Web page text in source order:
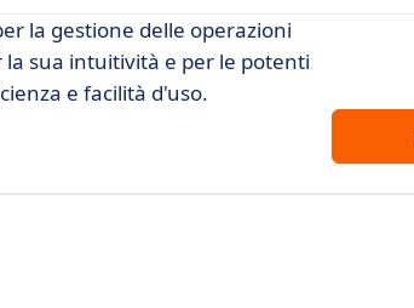
la gestione delle operazioni
la sua intuitività e per le potenti
e facilità d'uso.